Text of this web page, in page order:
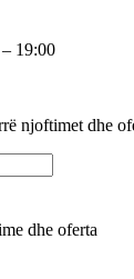
19:00
njoftimet dhe
dhe oferta